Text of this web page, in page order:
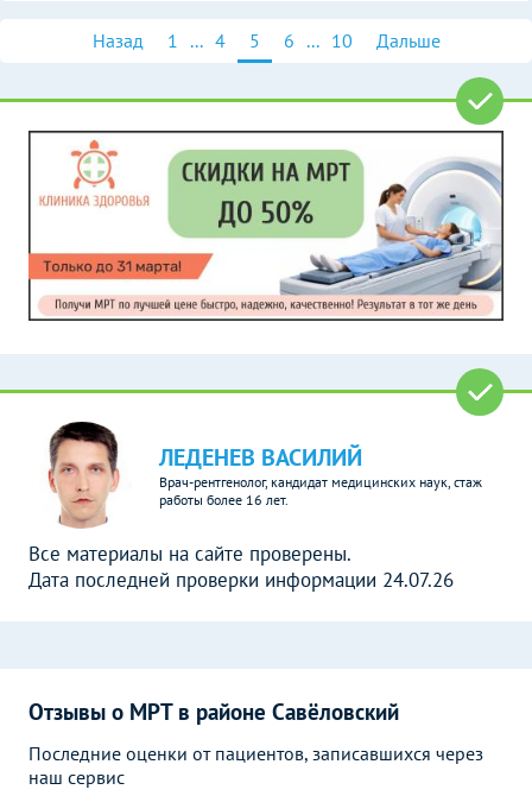
Назад 1 ... 4 5 6 ... 10 Дальше
ЛЕДЕНЕВ ВАСИЛИЙ
Врач-рентгенолог, кандидат медицинских наук, стаж
работы более 16 лет.
Все материалы на сайте проверены.
Дата последней проверки информации 24.07.26
Отзывы о МРТ в районе Савёловский
Последние оценки от пациентов, записавшихся через
наш сервис